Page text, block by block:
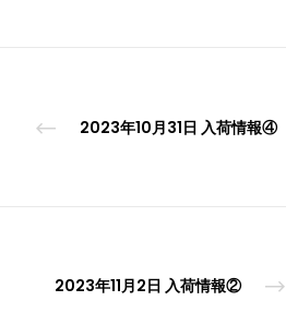
2023年10月31日 入荷情報④
2023年11月2日 入荷情報②